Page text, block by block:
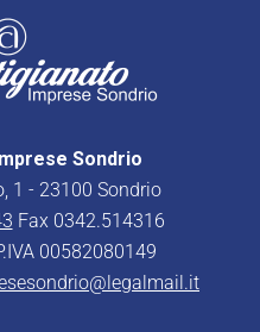
Sondrio
1 - 23100 Sondrio
Fax 0342.514316
00582080149